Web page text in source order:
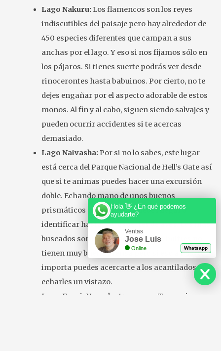
Lago Nakuru:Los flamencos son los reyes
indiscutibles del paisaje pero hay alrededor de
450 especies diferentes que campan a sus
anchas por el lago. Y eso si nos fijamos sólo en
los pájaros. Si tienes suerte podrás ver desde
rinocerontes hasta babuinos. Por cierto, no te
dejes engañar por el aspecto adorable de estos
monos. Al fin y al cabo, siguen siendo salvajes y
pueden ocurrir accidentes si te acercas
demasiado.
Lago Naivasha:Por si no lo sabes, este lugar
está cerca del Parque Nacional de Hell’s Gate así
que si te animas puedes hacer una excursión
doble. Echando mano de unos buenos
prismáticos en Naivasha puedes llegar a
identificar hasta 340 especies de aves. Los más
buscados son los cormoranes. Los buitres no
tienen muy buena prensa pero si eso a ti no te
importa puedes acercarte a los acantilados a
echarles un vistazo.
Lago Eyasi: Nos adentramos en Tanzania.
Hola 👋 ¿En qué podemos
ayudarte?
Ventas
Jose Luis
Online Whatsapp